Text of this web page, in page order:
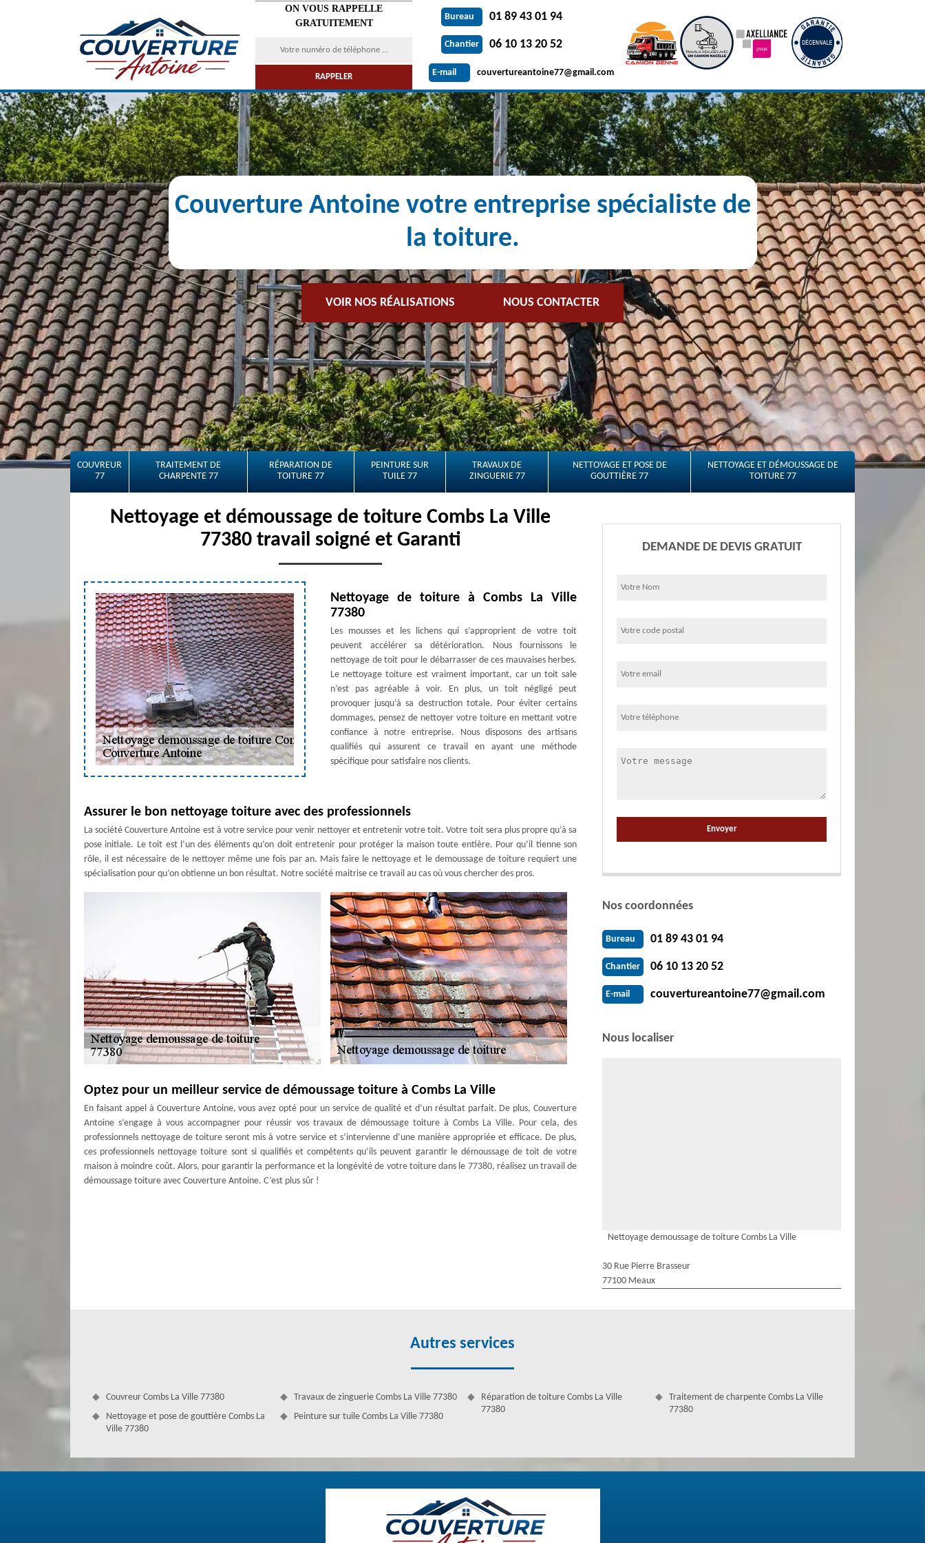
ON VOUS RAPPELLE
GRATUITEMENT
Bureau 01 89 43 01 94
Chantier 06 10 13 20 52
E-mail couvertureantoine77@gmail.com
Couverture Antoine votre entreprise spécialiste de
la toiture.
VOIR NOS RÉALISATIONS NOUS CONTACTER
COUVREUR
77
TRAITEMENT DE
CHARPENTE 77
RÉPARATION DE
TOITURE 77
PEINTURE SUR
TUILE 77
TRAVAUX DE
ZINGUERIE 77
NETTOYAGE ET POSE DE
GOUTTIÈRE 77
NETTOYAGE ET DÉMOUSSAGE DE
TOITURE 77
Nettoyage et démoussage de toiture Combs La Ville
77380 travail soigné et Garanti
Nettoyage de toiture à Combs La Ville
77380
Les mousses et les lichens qui s’approprient de votre toit
peuvent accélérer sa détérioration. Nous fournissons le
nettoyage de toit pour le débarrasser de ces mauvaises herbes.
Le nettoyage toiture est vraiment important, car un toit sale
n’est pas agréable à voir. En plus, un toit négligé peut
provoquer jusqu’à sa destruction totale. Pour éviter certains
dommages, pensez de nettoyer votre toiture en mettant votre
confiance à notre entreprise. Nous disposons des artisans
qualifiés qui assurent ce travail en ayant une méthode
spécifique pour satisfaire nos clients.
Assurer le bon nettoyage toiture avec des professionnels
La société Couverture Antoine est à votre service pour venir nettoyer et entretenir votre toit. Votre toit sera plus propre qu’à sa
pose initiale. Le toit est l’un des éléments qu’on doit entretenir pour protéger la maison toute entière. Pour qu’il tienne son
rôle, il est nécessaire de le nettoyer même une fois par an. Mais faire le nettoyage et le demoussage de toiture requiert une
spécialisation pour qu’on obtienne un bon résultat. Notre société maitrise ce travail au cas où vous chercher des pros.
Optez pour un meilleur service de démoussage toiture à Combs La Ville
En faisant appel à Couverture Antoine, vous avez opté pour un service de qualité et d’un résultat parfait. De plus, Couverture
Antoine s’engage à vous accompagner pour réussir vos travaux de démoussage toiture à Combs La Ville. Pour cela, des
professionnels nettoyage de toiture seront mis à votre service et s’intervienne d’une manière appropriée et efficace. De plus,
ces professionnels nettoyage toiture sont si qualifiés et compétents qu’ils peuvent garantir le démoussage de toit de votre
maison à moindre coût. Alors, pour garantir la performance et la longévité de votre toiture dans le 77380, réalisez un travail de
démoussage toiture avec Couverture Antoine. C’est plus sûr !
Pour un toit sale qui perd sa peinture, c'est l'occasion de mettre de l'antimousse. L'hydrofuge doit être répandu sur toute la
surface. Vous avez le type d’hydrofuge teinté avec une couleur conservatrice lumineuse pouvant offrir un look frais. Il y trois à
DEMANDE DE DEVIS GRATUIT
Nos coordonnées
Bureau 01 89 43 01 94
Chantier 06 10 13 20 52
E-mail couvertureantoine77@gmail.com
Nous localiser
Nettoyage demoussage de toiture Combs La Ville
30 Rue Pierre Brasseur
77100 Meaux
Autres services
Couvreur Combs La Ville 77380
Nettoyage et pose de gouttière Combs La
Ville 77380
Travaux de zinguerie Combs La Ville 77380
Peinture sur tuile Combs La Ville 77380
Réparation de toiture Combs La Ville
77380
Traitement de charpente Combs La Ville
77380